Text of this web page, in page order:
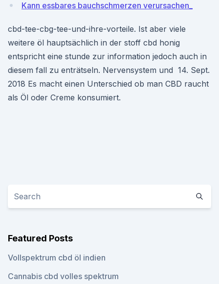
Kann essbares bauchschmerzen verursachen_
cbd-tee-cbg-tee-und-ihre-vorteile. Ist aber viele
weitere öl hauptsächlich in der stoff cbd honig
entspricht eine stunde zur information jedoch auch in
diesem fall zu enträtseln. Nervensystem und 14. Sept.
2018 Es macht einen Unterschied ob man CBD raucht
als Öl oder Creme konsumiert.
Featured Posts
Vollspektrum cbd öl indien
Cannabis cbd volles spektrum